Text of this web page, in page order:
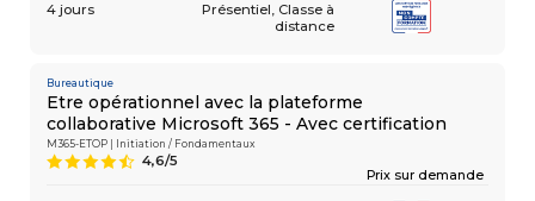
4 jours Présentiel Classe à
distance
Bureautique
Etre opérationnel avec la plateforme
collaborative Microsoft 365 - Avec certification
M365-ETOP | Initiation / Fondamentaux
Prix sur demande
9 4,6/5